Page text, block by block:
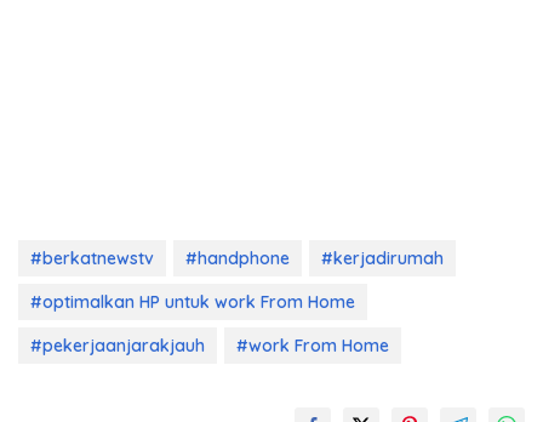
#berkatnewstv #handphone
#kerjadirumah
#optimalkan HP untuk work From Home
#pekerjaanjarakjauh
#work From Home